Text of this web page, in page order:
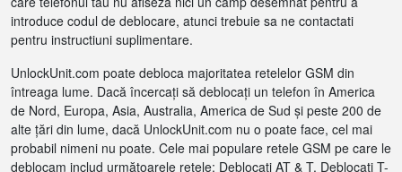
introduce codul de deblocare, atunci trebuie sa ne contactati
pentru instructiuni suplimentare.
UnlockUnit.com poate debloca majoritatea retelelor GSM din
întreaga lume. Dacă încercați să deblocați un telefon în America
de Nord, Europa, Asia, Australia, America de Sud și peste 200 de
alte țări din lume, dacă UnlockUnit.com nu o poate face, cel mai
probabil nimeni nu poate. Cele mai populare retele GSM pe care le
deblocam includ următoarele rețele: Deblocați AT & T, Deblocați T-